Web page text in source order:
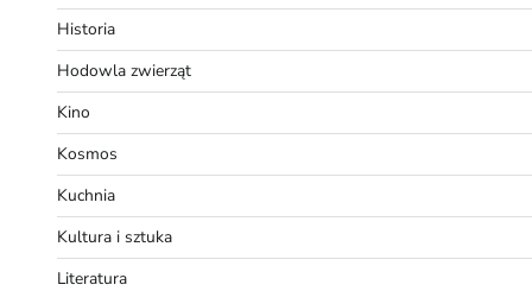
Historia
Hodowla zwierząt
Kino
Kosmos
Kuchnia
Kultura i sztuka
Literatura